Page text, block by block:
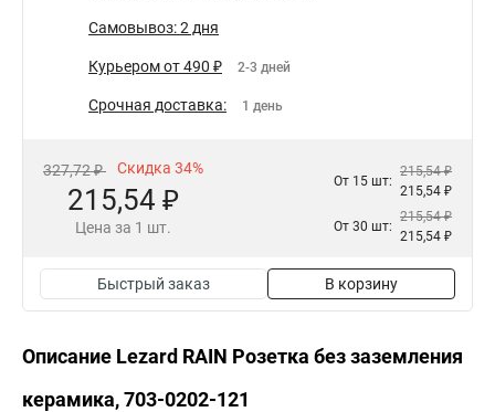
Самовывоз: 2 дня
Курьером от 490 ₽ 2-3 дней
Срочная доставка: 1 день
327,72 ₽ Скидка 34%
215,54 ₽
Цена за 1 шт.
От 15 шт:
215,54 ₽
215,54 ₽
От 30 шт:
215,54 ₽
215,54 ₽
Быстрый заказ В корзину
Описание Lezard RAIN Розетка без заземления
керамика, 703-0202-121